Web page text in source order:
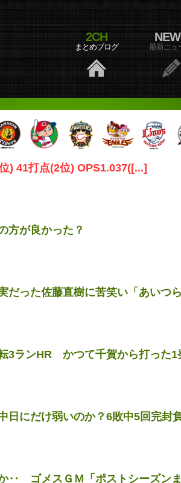
2CH
まとめブログ 最新ニュ
) 41打点(2位) OPS1.037([...]
方が良かった？
だった佐藤直樹に苦笑い「あいつら
3ランHR かつて千賀から打った
日にだけ弱いのか？6敗中5回完封
‥ ゴメスＧＭ「ポストシーズン